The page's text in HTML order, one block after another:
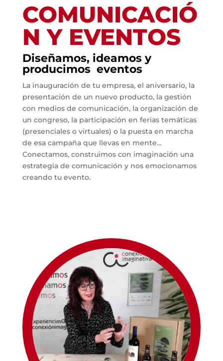
COMUNICACIÓ
N Y EVENTOS
Diseñamos, ideamos y
producimos eventos
La inauguración de tu empresa, el aniversario, la
presentación de un nuevo producto, la gestión
con medios de comunicación, la organización de
un congreso, la participación en ferias temáticas
(presenciales o virtuales) o la puesta en marcha
de esa campaña que llevas en mente…
Conectamos, construimos con imaginación una
estrategia de comunicación y nos emocionamos
creando tu evento.